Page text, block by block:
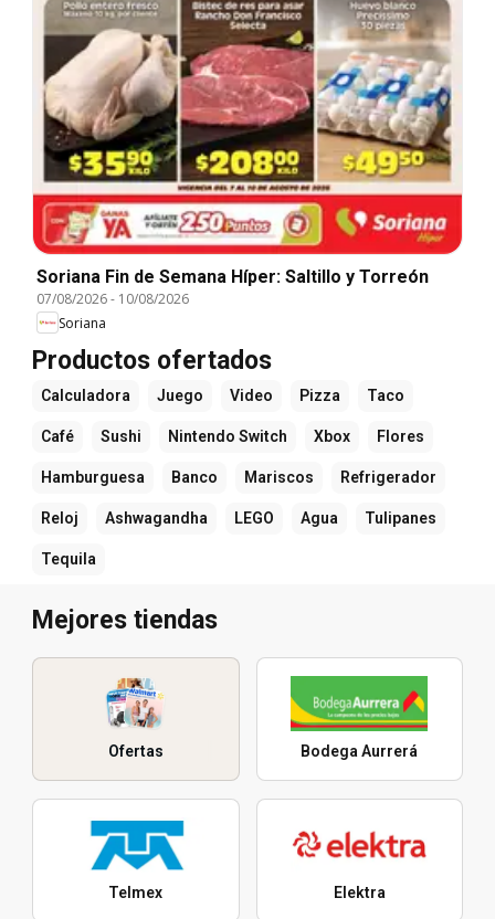
Soriana Fin de Semana Híper: Saltillo y Torreón
07/08/2026- 10/08/2026
Soriana
Productos ofertados
Calculadora Juego Video Pizza Taco
Café Sushi Nintendo Switch Xbox Flores
Hamburguesa Banco Mariscos Refrigerador
Reloj Ashwagandha LEGO Agua Tulipanes
Tequila
Mejores tiendas
Ofertas Bodega Aurrerá
Telmex Elektra